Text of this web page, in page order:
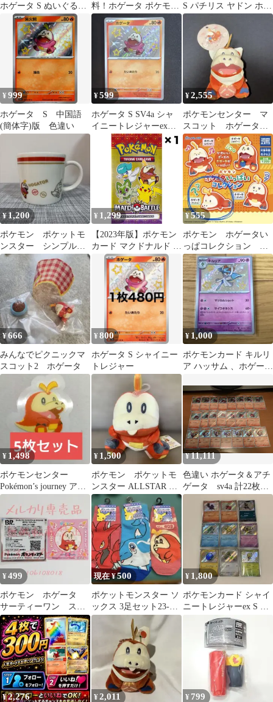
ホゲータ S ぬいぐる
み オールスターコレ
クション
料！ホゲータ ポケモン
ゲットコレクションズ
S パチリス ヤドン ホゲ
ータ エンテイ 6枚
¥999
ホゲータ S 中国語
(簡体字)版 色違い
¥599
ホゲータ S SV4a シャ
イニートレジャーex
215/190 ポケモンカード
¥2,555
ポケモンセンター マ
スコット ホゲータ
ぬいぐるみ タグ付き
¥1,200
ポケモン ポケットモ
ンスター シンプルマ
グS マグカップ ホゲ
ータ
¥ 1,299
【2023年版】ポケモン
カード マクドナルド ハ
ッピーセット （ハッピ
ーミール） マック マッ
チバトル Match & Battle
プロモパック アメリカ
版 4枚入りパック ピカ
チュウ プロモ ニャオハ
クワッス ホゲータ
¥555
ポケモン ホゲータい
っぱコレクション き
ょとん
¥666
みんなでピクニックマ
スコット2 ホゲータ
¥800
ホゲータ S シャイニー
トレジャー
¥ 1,000
ポケモンカード キルリ
ア ハッサム 、ホゲー
違い4枚セット
¥ 1,498
ポケモンセンター
Pokémon’s journey アソ
ートシール ホゲータ
¥ 1,500
ポケモン ポケットモ
ンスター ALLSTAR ホ
ゲータS ぬいぐるみ
¥11,111
色違い ホゲータ＆アチ
ゲータ sv4a 計22枚セ
ット
¥499
ポケモン ホゲータ
サーティーワン ステ
ッカー
現在 ¥500
ポケットモンスター ソ
ックス 3足セット23-
25cm ２個 25〜2
¥ 1,800
ポケモンカード シャイ
ニートレジャーex S 色
違い 9枚セット
¥2,276 ¥2,011 ¥ 799